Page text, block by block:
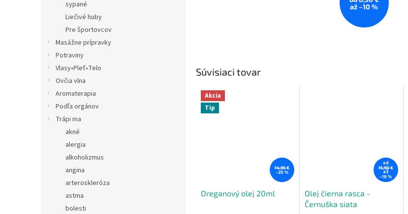
sypané
Liečivé huby
Pre športovcov
Masážne prípravky
Potraviny
Vlasy•Pleť•Telo
Ovčia vlna
Aromaterapia
Podľa orgánov
Trápi ma
akné
alergia
alkoholizmus
angina
arteroskleróza
astma
bolesti
až –10 %
Súvisiaci tovar
Akcia
Tip
14,95 €
–20 %
Oreganový olej 20ml
od
15,90 €
až
–18 %
Olej čierna rasca -
Černuška siata